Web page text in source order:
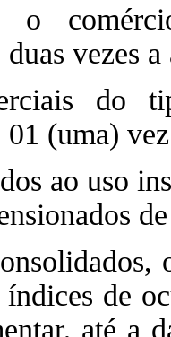
vezes
do
(uma)
ao uso
de
até a